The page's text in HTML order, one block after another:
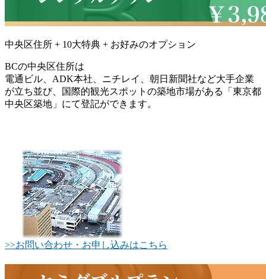
中央区住所 + 10大特典 + お好みのオプション
BCの中央区住所は
電通ビル、ADK本社、ニチレイ、朝日新聞社など大手企業
が立ち並び、国際的観光スポットの築地市場がある「東京都
中央区築地」にて登記ができます。
>>お問い合わせ・お申し込みはこちら